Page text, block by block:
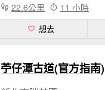
22.6公里 11 小時
想去
苧仔潭古道(官方指南)